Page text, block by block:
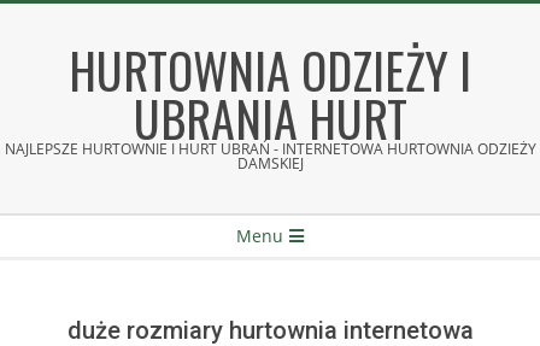
HURTOWNIA ODZIEŻY I
UBRANIA HURT
NAJLEPSZE HURTOWNIE I HURT UBRAŃ - INTERNETOWA HURTOWNIA ODZIEŻY
DAMSKIEJ
Menu
duże rozmiary hurtownia internetowa